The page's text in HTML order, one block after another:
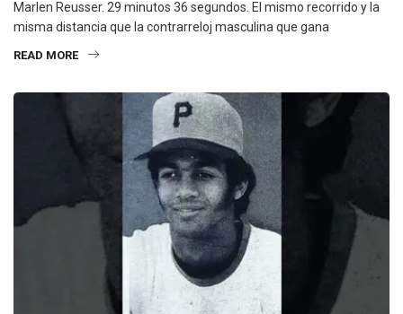
Marlen Reusser. 29 minutos 36 segundos. El mismo recorrido y la
misma distancia que la contrarreloj masculina que gana
READ MORE